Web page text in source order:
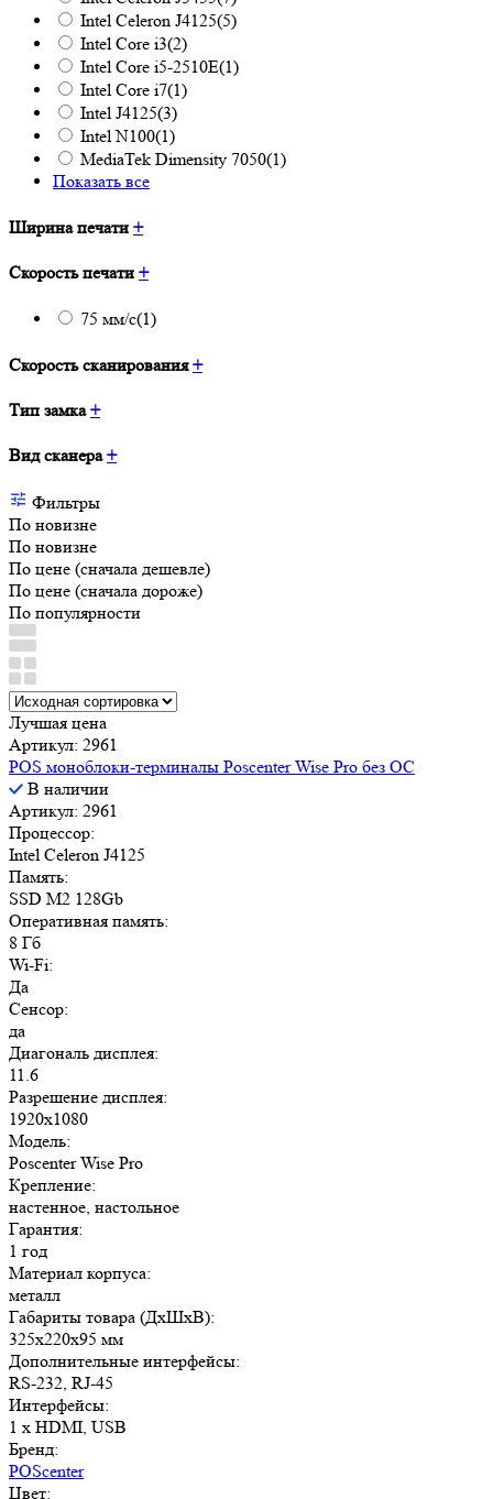
Intel Celeron J4125(5)
Intel Core i3(2)
Intel Core i5-2510E(1)
Intel Core i7(1)
Intel J4125(3)
Intel N100(1)
MediaTek Dimensity 7050(1)
Показать все
Ширина печати +
Скорость печати +
75 мм/с(1)
Скорость сканирования+
Тип замка+
Вид сканера+
Фильтры
По новизне
По новизне
По цене (сначала дешевле)
По цене (сначала дороже)
По популярности
Лучшая цена
Артикул: 2961
POS моноблоки-терминалы Poscenter Wise Pro без ОС
В наличии
Артикул: 2961
Процессор:
Intel Celeron J4125
Память:
SSD M2 128Gb
Оперативная память:
8 Гб
Wi-Fi:
Да
Сенсор:
да
Диагональ дисплея:
11.6
Разрешение дисплея:
1920x1080
Модель:
Poscenter Wise Pro
Крепление:
настенное, настольное
Гарантия:
1 год
Материал корпуса:
металл
Габариты товара (ДxШxВ):
325х220х95 мм
Дополнительные интерфейсы:
RS-232, RJ-45
Интерфейсы:
1 x HDMI, USB
Бренд:
POScenter
Цвет: